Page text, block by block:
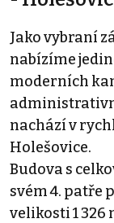
Jako vybraní
nabízíme
moderních
nachází v
Holešovice.
Budova s
svém 4. patře
velikosti 1 326